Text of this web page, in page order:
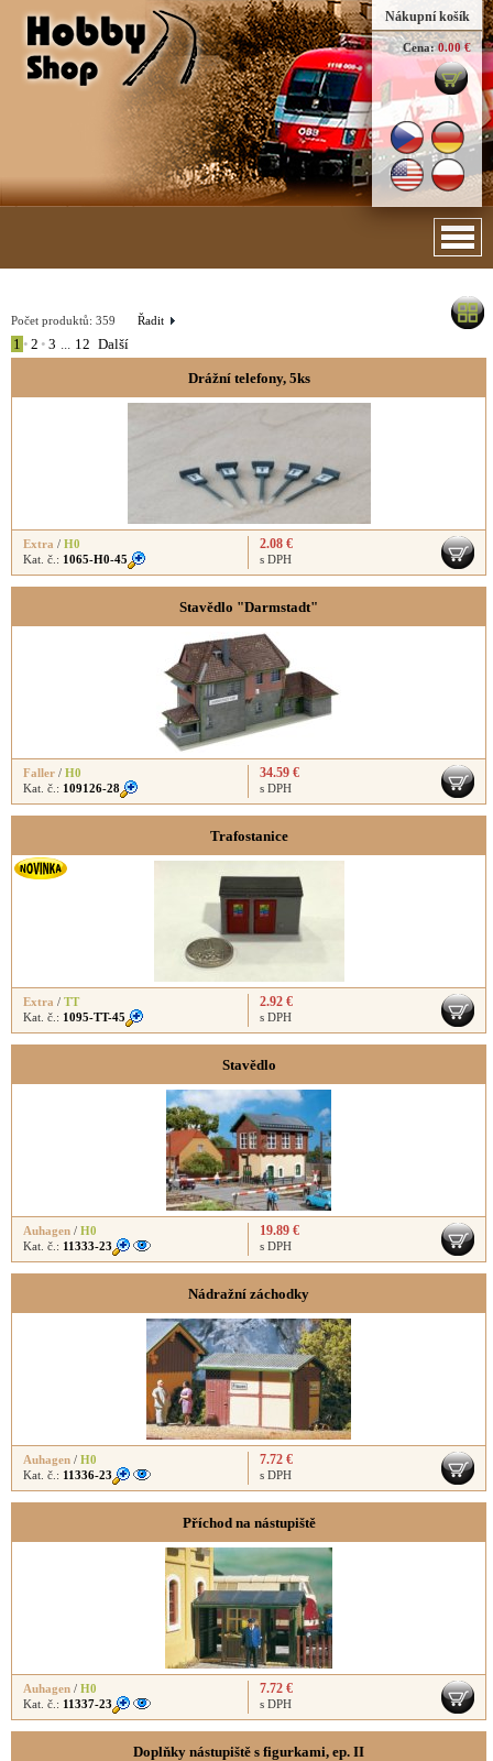
Nákupní košík
Cena: 0.00 €
Řadit
Počet produktů: 359
1 • 2 • 3 ... 12 Další
Drážní telefony, 5ks
Extra / H0
Kat. č.: 1065-H0-45
2.08 €
s DPH
Stavědlo "Darmstadt"
Faller / H0
Kat. č.: 109126-28
34.59 €
s DPH
Trafostanice
Extra / TT
Kat. č.: 1095-TT-45
2.92 €
s DPH
Stavědlo
Auhagen / H0
Kat. č.: 11333-23
19.89 €
s DPH
Nádražní záchodky
Auhagen / H0
Kat. č.: 11336-23
7.72 €
s DPH
Příchod na nástupiště
Auhagen / H0
Kat. č.: 11337-23
7.72 €
s DPH
Doplňky nástupiště s figurkami, ep. II